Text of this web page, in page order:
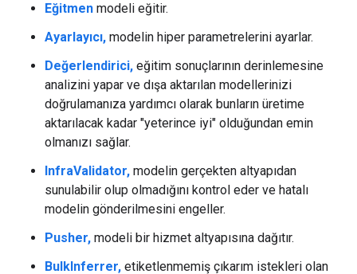
Eğitmen modeli eğitir.
Ayarlayıcı, modelin hiper parametrelerini ayarlar.
Değerlendirici, eğitim sonuçlarının derinlemesine
analizini yapar ve dışa aktarılan modellerinizi
doğrulamanıza yardımcı olarak bunların üretime
aktarılacak kadar "yeterince iyi" olduğundan emin
olmanızı sağlar.
InfraValidator, modelin gerçekten altyapıdan
sunulabilir olup olmadığını kontrol eder ve hatalı
modelin gönderilmesini engeller.
Pusher, modeli bir hizmet altyapısına dağıtır.
BulkInferrer, etiketlenmemiş çıkarım istekleri olan